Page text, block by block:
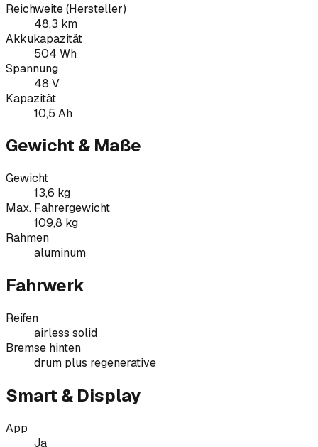
Reichweite (Hersteller)
48,3 km
Akkukapazität
504 Wh
Spannung
48 V
Kapazität
10,5 Ah
Gewicht & Maße
Gewicht
13,6 kg
Max. Fahrergewicht
109,8 kg
Rahmen
aluminum
Fahrwerk
Reifen
airless solid
Bremse hinten
drum plus regenerative
Smart & Display
App
Ja